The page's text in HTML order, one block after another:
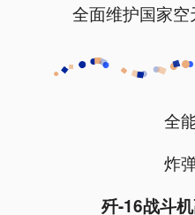
全面维护国家
全
炸
歼-16战斗